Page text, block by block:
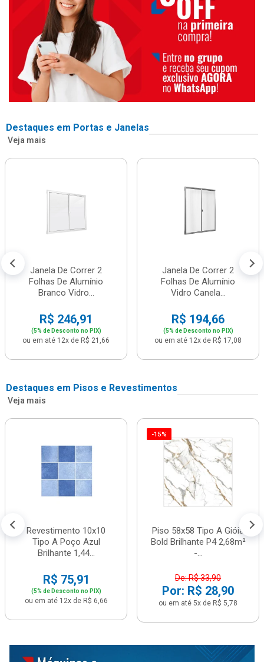
Destaques em Portas e Janelas
Veja mais
Janela De Correr 2
Folhas De Alumínio
Branco Vidro...
R$ 246,91
(5% de Desconto no PIX)
ou em até 12x de R$ 21,66
Janela De Correr 2
Folhas De Alumínio
Vidro Canela...
R$ 194,66
(5% de Desconto no PIX)
ou em até 12x de R$ 17,08
Destaques em Pisos e Revestimentos
Veja mais
Revestimento 10x10
Tipo A Poço Azul
Brilhante 1,44...
R$ 75,91
(5% de Desconto no PIX)
ou em até 12x de R$ 6,66
-15%
Piso 58x58 Tipo A Gióia
Bold Brilhante P4 2,68m²
-...
De: R$ 33,90
Por: R$ 28,90
ou em até 5x de R$ 5,78